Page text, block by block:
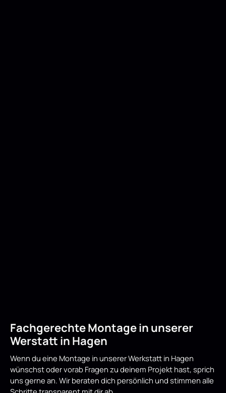
Fachgerechte Montage in unserer
Werstatt in Hagen
Wenn du eine Montage in unserer Werkstatt in Hagen
wünschst oder vorab Fragen zu deinem Projekt hast, sprich
uns gerne an. Wir beraten dich persönlich und stimmen alle